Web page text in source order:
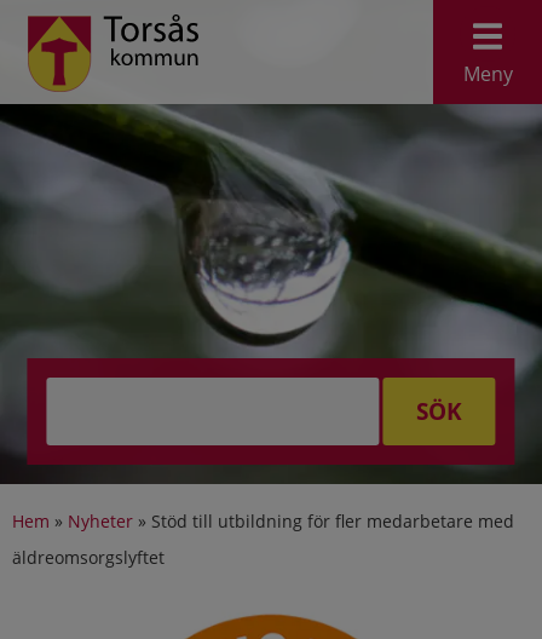
Meny
SÖK
Hem » Nyheter » Stöd till utbildning för fler medarbetare med
äldreomsorgslyftet